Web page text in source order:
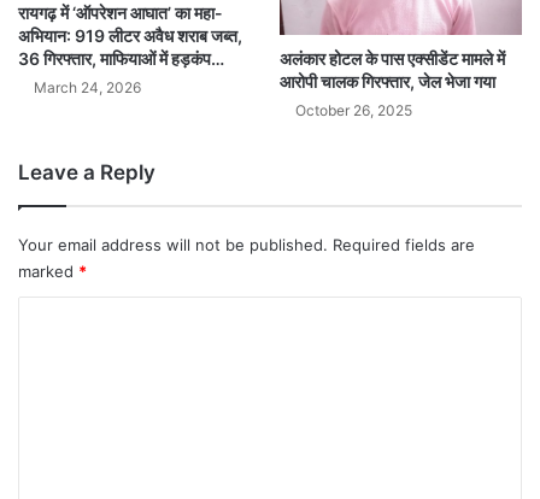
रायगढ़ में ‘ऑपरेशन आघात’ का महा-
अभियान: 919 लीटर अवैध शराब जब्त,
36 गिरफ्तार, माफियाओं में हड़कंप…
March 24, 2026
अलंकार होटल के पास एक्सीडेंट मामले में
आरोपी चालक गिरफ्तार, जेल भेजा गया
October 26, 2025
Leave a Reply
Your email address will not be published. Required fields are
marked *